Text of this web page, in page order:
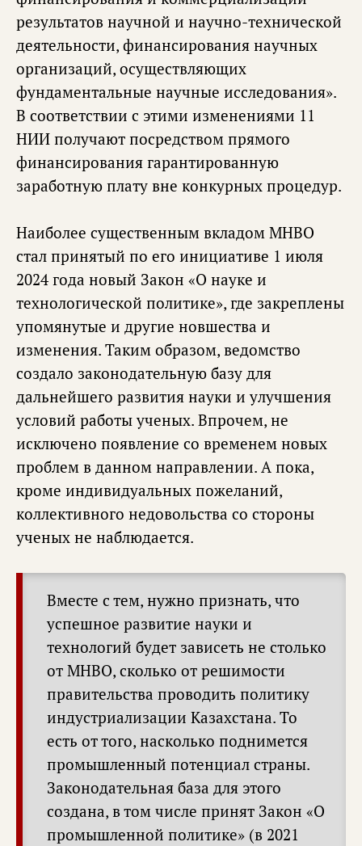
результатов научной и научно-технической
деятельности, финансирования научных
организаций, осуществляющих
фундаментальные научные исследования».
В соответствии с этими изменениями 11
НИИ получают посредством прямого
финансирования гарантированную
заработную плату вне конкурных процедур.
Наиболее существенным вкладом МНВО
стал принятый по его инициативе 1 июля
2024 года новый Закон «О науке и
технологической политике», где закреплены
упомянутые и другие новшества и
изменения. Таким образом, ведомство
создало законодательную базу для
дальнейшего развития науки и улучшения
условий работы ученых. Впрочем, не
исключено появление со временем новых
проблем в данном направлении. А пока,
кроме индивидуальных пожеланий,
коллективного недовольства со стороны
ученых не наблюдается.
Вместе с тем, нужно признать, что
успешное развитие науки и
технологий будет зависеть не столько
от МНВО, сколько от решимости
правительства проводить политику
индустриализации Казахстана. То
есть от того, насколько поднимется
промышленный потенциал страны.
Законодательная база для этого
создана, в том числе принят Закон «О
промышленной политике» (в 2021